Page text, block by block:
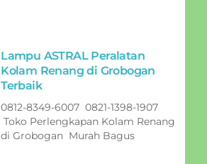
Lampu ASTRAL Peralatan
Kolam Renang di Grobogan
Terbaik
0812-8349-6007 0821-1398-1907
Toko Perlengkapan Kolam Renang
di Grobogan Murah Bagus